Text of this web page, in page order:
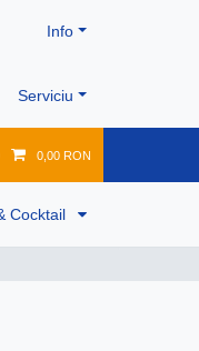
Info
Serviciu
0,00 RON
Cocktail